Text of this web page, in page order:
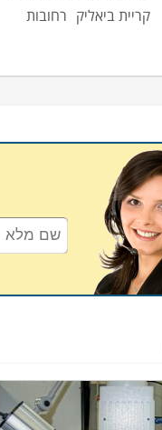
קריית ביאליק רחובות